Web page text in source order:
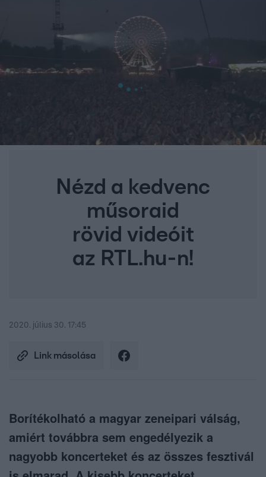
Nézd a kedvenc
műsoraid
rövid videóit
az RTL.hu-n!
2020. július 30. 17:45
Link másolása
Borítékolható a magyar zeneipari válság,
amiért továbbra sem engedélyezik a
nagyobb koncerteket és az összes fesztivál